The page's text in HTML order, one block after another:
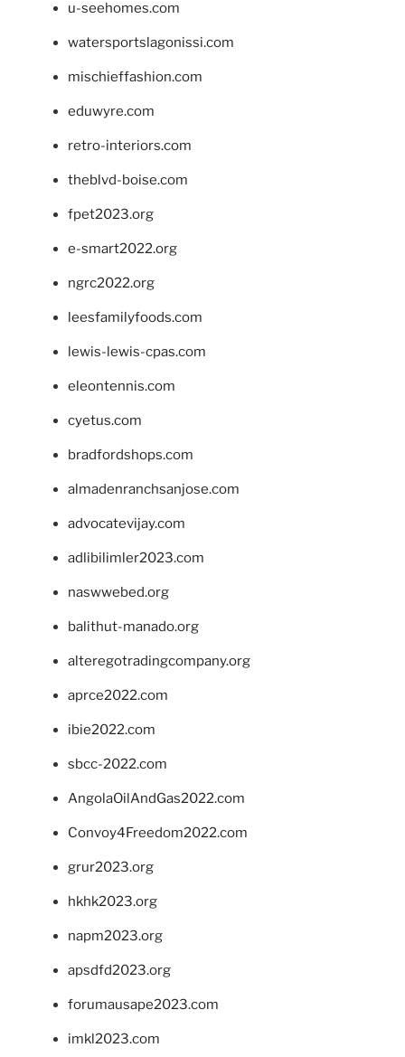
u-seehomes.com
watersportslagonissi.com
mischieffashion.com
eduwyre.com
retro-interiors.com
theblvd-boise.com
fpet2023.org
e-smart2022.org
ngrc2022.org
leesfamilyfoods.com
lewis-lewis-cpas.com
eleontennis.com
cyetus.com
bradfordshops.com
almadenranchsanjose.com
advocatevijay.com
adlibilimler2023.com
naswwebed.org
balithut-manado.org
alteregotradingcompany.org
aprce2022.com
ibie2022.com
sbcc-2022.com
AngolaOilAndGas2022.com
Convoy4Freedom2022.com
grur2023.org
hkhk2023.org
napm2023.org
apsdfd2023.org
forumausape2023.com
imkl2023.com